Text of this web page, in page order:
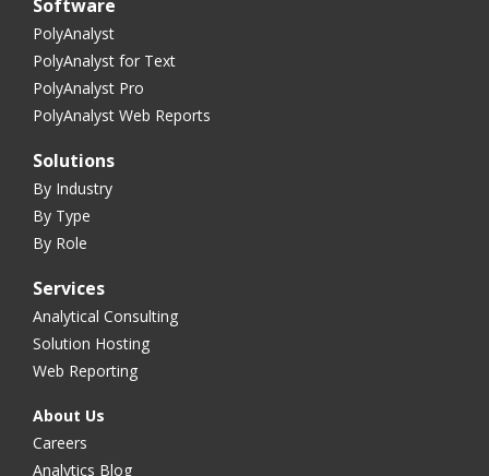
Software
PolyAnalyst
PolyAnalyst for Text
PolyAnalyst Pro
PolyAnalyst Web Reports
Solutions
By Industry
By Type
By Role
Services
Analytical Consulting
Solution Hosting
Web Reporting
About Us
Careers
Analytics Blog